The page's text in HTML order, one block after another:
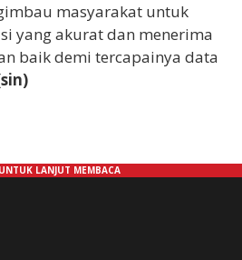
masyarakat untuk
yang akurat dan menerima
baik demi tercapainya data